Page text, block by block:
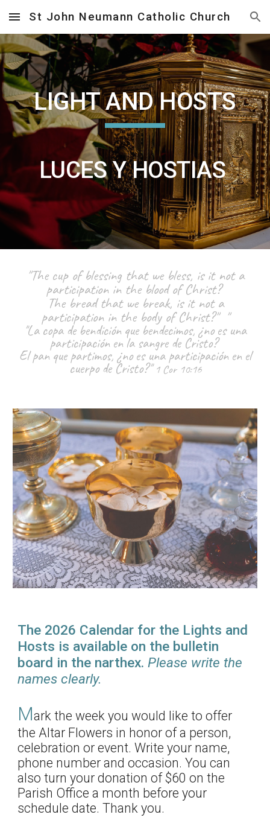
Skip to main content Skip to navigation
St John Neumann Catholic Church
LIGHT AND HOSTS
LUCES Y HOSTIAS
"The cup of blessing that we bless, is it not a
participation in the blood of Christ?
The bread that we break, is it not a
participation in the body of Christ?" "
"La copa de bendición que bendecimos, ¿no es una
participación en la sangre de Cristo?
El pan que partimos, ¿no es una participación en el
cuerpo de Cristo?"1 Cor 10:16
The 2026 Calendar for the Lights and
Hosts is available on the bulletin
board in the narthex.Please write the
names clearly.
Mark the week you would like to offer
the Altar Flowers in honor of a person,
celebration or event. Write your name,
phone number and occasion. You can
also turn your donation of $60 on the
Parish Office a month before your
schedule date. Thank you.